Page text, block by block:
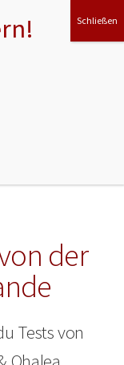
der
Tests von